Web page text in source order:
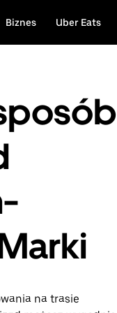
Biznes Uber Eats
na trasie